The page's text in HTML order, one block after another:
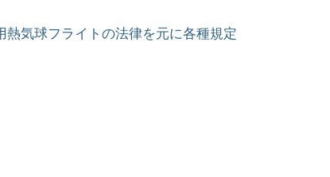
気球フライトの法律を元に各種規定